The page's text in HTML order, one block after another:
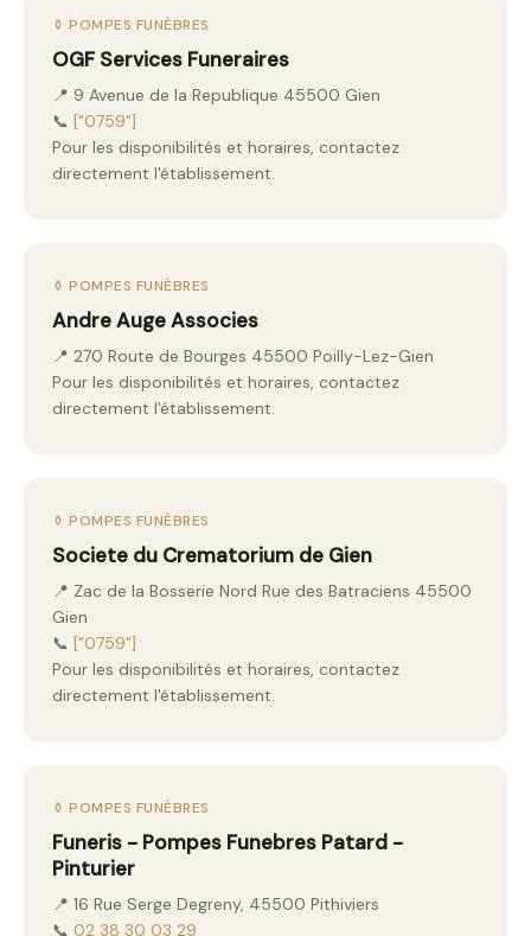
⚱️ POMPES FUNÈBRES
OGF Services Funeraires
📍 9 Avenue de la Republique 45500 Gien
📞 ["0759"]
Pour les disponibilités et horaires, contactez
directement l'établissement.
⚱️ POMPES FUNÈBRES
Andre Auge Associes
📍 270 Route de Bourges 45500 Poilly-Lez-Gien
Pour les disponibilités et horaires, contactez
directement l'établissement.
⚱️ POMPES FUNÈBRES
Societe du Crematorium de Gien
📍 Zac de la Bosserie Nord Rue des Batraciens 45500
Gien
📞 ["0759"]
Pour les disponibilités et horaires, contactez
directement l'établissement.
⚱️ POMPES FUNÈBRES
Funeris - Pompes Funebres Patard -
Pinturier
📍 16 Rue Serge Degreny, 45500 Pithiviers
📞 02 38 30 03 29